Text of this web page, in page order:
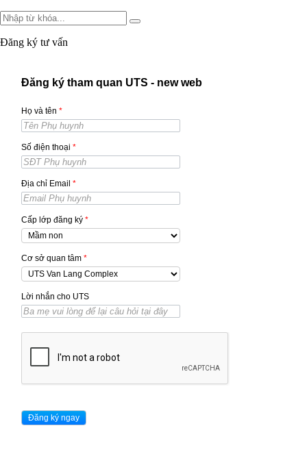
Đăng ký tư vấn
Đăng ký tham quan UTS - new web
Họ và tên *
Số điện thoại *
Địa chỉ Email *
Cấp lớp đăng ký *
Cơ sở quan tâm *
Lời nhắn cho UTS